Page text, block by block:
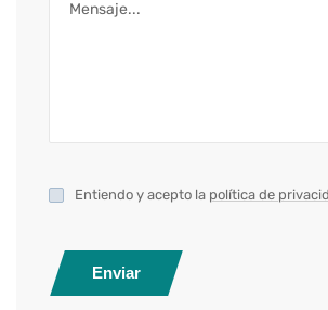
Entiendo y acepto la política de
Enviar